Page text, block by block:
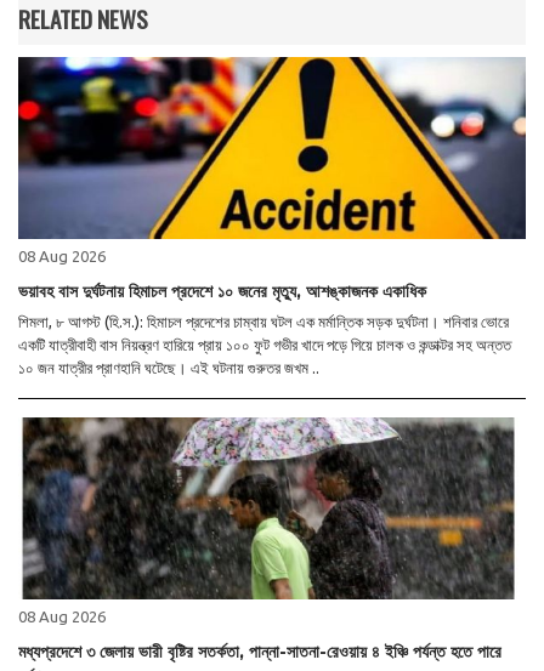
RELATED NEWS
08 Aug 2026
ভয়াবহ বাস দুর্ঘটনায় হিমাচল প্রদেশে ১০ জনের মৃত্যু, আশঙ্কাজনক একাধিক
শিমলা, ৮ আগস্ট (হি.স.): হিমাচল প্রদেশের চাম্বায় ঘটল এক মর্মান্তিক সড়ক দুর্ঘটনা। শনিবার ভোরে
একটি যাত্রীবাহী বাস নিয়ন্ত্রণ হারিয়ে প্রায় ১০০ ফুট গভীর খাদে পড়ে গিয়ে চালক ও কন্ডাক্টর সহ অন্তত
১০ জন যাত্রীর প্রাণহানি ঘটেছে। এই ঘটনায় গুরুতর জখম ..
08 Aug 2026
মধ্যপ্রদেশে ৩ জেলায় ভারী বৃষ্টির সতর্কতা, পান্না-সাতনা-রেওয়ায় ৪ ইঞ্চি পর্যন্ত হতে পারে